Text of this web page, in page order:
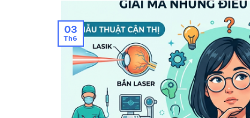
03
Th6